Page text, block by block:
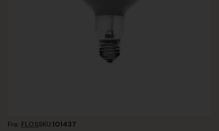
Fra: FLOSSKU:101437